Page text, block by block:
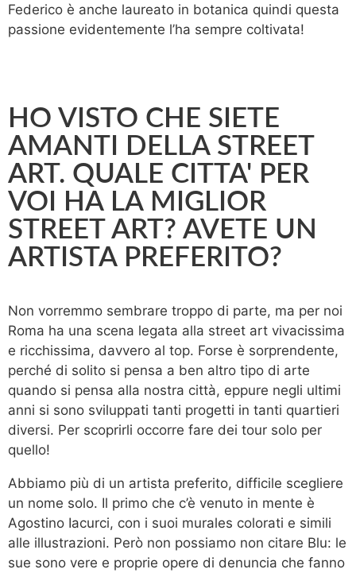
Federico è anche laureato in botanica quindi questa
passione evidentemente l’ha sempre coltivata!
HO VISTO CHE SIETE
AMANTI DELLA STREET
ART. QUALE CITTA' PER
VOI HA LA MIGLIOR
STREET ART? AVETE UN
ARTISTA PREFERITO?
Non vorremmo sembrare troppo di parte, ma per noi
Roma ha una scena legata alla street art vivacissima
e ricchissima, davvero al top. Forse è sorprendente,
perché di solito si pensa a ben altro tipo di arte
quando si pensa alla nostra città, eppure negli ultimi
anni si sono sviluppati tanti progetti in tanti quartieri
diversi. Per scoprirli occorre fare dei tour solo per
quello!
Abbiamo più di un artista preferito, difficile scegliere
un nome solo. Il primo che c’è venuto in mente è
Agostino Iacurci, con i suoi murales colorati e simili
alle illustrazioni. Però non possiamo non citare Blu: le
sue sono vere e proprie opere di denuncia che fanno